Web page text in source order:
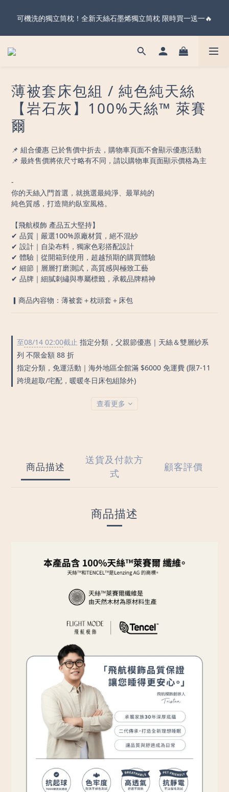
下單 父親節前到貨 ✨
可機洗的獨立筒枕！全新天絲石墨烯獨立筒枕 限時買一送一🔥
暖心父親節・天絲全系列＆純棉雙層紗 不限金額 享 88 折！現在
薄被套床包組 / 純色純天絲
【岩石灰】100%天絲™ 萊賽
爾
📌 組合優惠 已於售價中折去，購物車頁面不會顯示優惠活動
📌 最終售價將依尺寸略有不同，請以購物車頁面顯示價格為主
-
你的天絲入門首選，就挑選最純淨、最單純的
純色質感，打造簡約臥室風格。
【飛航模飾 產品五大堅持】
✔ 品質｜嚴選100%原廠材質，絕不混紗
✔ 設計｜自染布料，獨家色彩搭配設計
✔ 體驗｜從開箱到使用，超越預期的購買體驗
✔ 細節｜層層打磨測試，高質感與極致工藝
✔ 品牌｜細膩刺繡與專屬標籤，承載品牌精神
▎商品內容物：薄被套＋枕頭套＋床包
至08/14 02:00截止 指定分類，父親節優惠｜天絲＆雙層紗系
列 不限金額 88 折
指定分類，免運活動｜海外地區全館滿 $6000 免運費 (限7-11
跨境超取/宅配，暖暖冬日床包組除外)
查看更多
商品描述
送貨及付款方
式
顧客評價
商品描述